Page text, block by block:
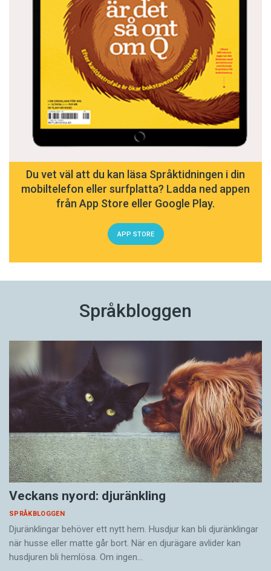
Du vet väl att du kan läsa Språktidningen i din
mobiltelefon eller surfplatta? Ladda ned appen
från App Store eller Google Play.
APP STORE
Språkbloggen
Veckans nyord: djuränkling
SPRÅKBLOGGEN
Djuränklingar behöver ett nytt hem. Husdjur kan bli djuränklingar
när husse eller matte går bort. När en djurägare avlider kan
husdjuren bli hemlösa. Om ingen…